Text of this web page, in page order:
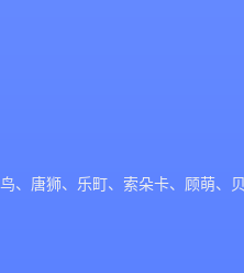
、唐狮、乐町、索朵卡、顾萌、